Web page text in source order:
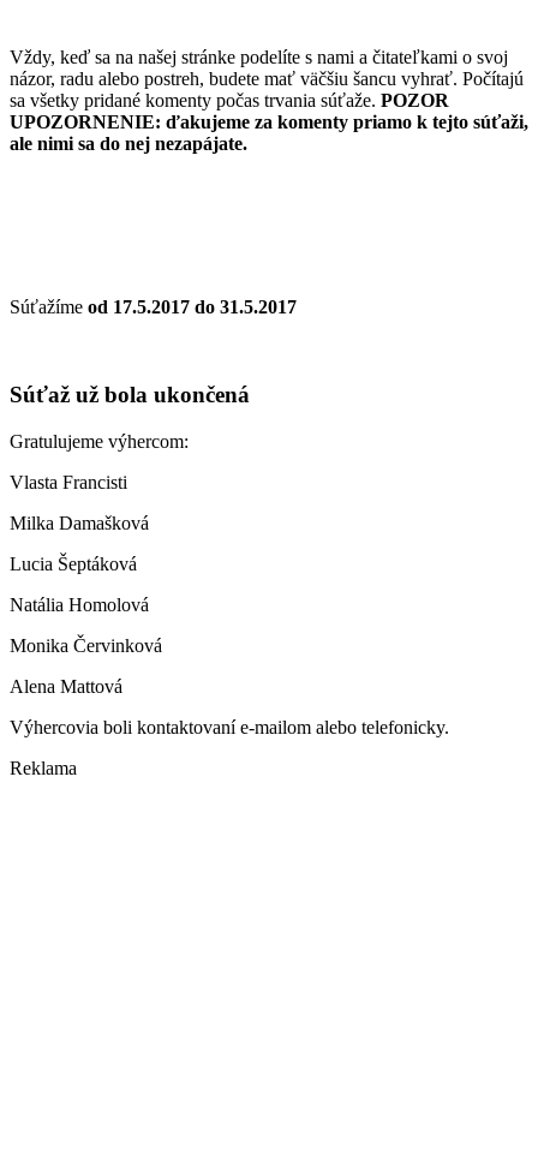
Vždy, keď sa na našej stránke podelíte s nami a čitateľkami o svoj
názor, radu alebo postreh, budete mať väčšiu šancu vyhrať. Počítajú
sa všetky pridané komenty počas trvania súťaže. POZOR
UPOZORNENIE: ďakujeme za komenty priamo k tejto súťaži,
ale nimi sa do nej nezapájate.
Súťažíme od 17.5.2017 do 31.5.2017
Súťaž už bola ukončená
Gratulujeme výhercom:
Vlasta Francisti
Milka Damašková
Lucia Šeptáková
Natália Homolová
Monika Červinková
Alena Mattová
Výhercovia boli kontaktovaní e-mailom alebo telefonicky.
Reklama